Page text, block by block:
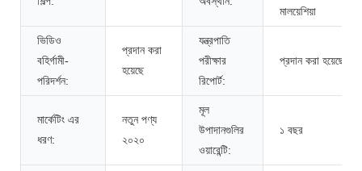
মালয়েশিয়া
ভিডিও
বহির্গামী-
পরিদর্শন:
প্রদান করা
হয়েছে
যন্ত্রপাতি
পরীক্ষার
রিপোর্ট:
প্রদান করা হয়েছে
মার্কেটিং এর
ধরণ:
নতুন পণ্য
২০২০
মূল
উপাদানগুলির
ওয়ারেন্টি:
১ বছর